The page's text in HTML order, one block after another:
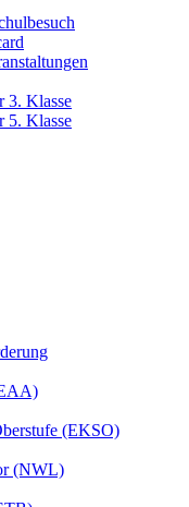
3. Klasse
5. Klasse
(EKSO)
(NWL)